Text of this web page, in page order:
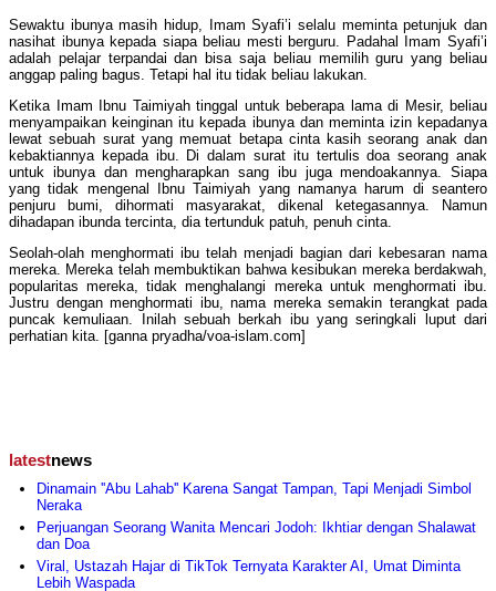
Sewaktu ibunya masih hidup, Imam Syafi’i selalu meminta petunjuk dan
nasihat ibunya kepada siapa beliau mesti berguru. Padahal Imam Syafi’i
adalah pelajar terpandai dan bisa saja beliau memilih guru yang beliau
anggap paling bagus. Tetapi hal itu tidak beliau lakukan.
Ketika Imam Ibnu Taimiyah tinggal untuk beberapa lama di Mesir, beliau
menyampaikan keinginan itu kepada ibunya dan meminta izin kepadanya
lewat sebuah surat yang memuat betapa cinta kasih seorang anak dan
kebaktiannya kepada ibu. Di dalam surat itu tertulis doa seorang anak
untuk ibunya dan mengharapkan sang ibu juga mendoakannya. Siapa
yang tidak mengenal Ibnu Taimiyah yang namanya harum di seantero
penjuru bumi, dihormati masyarakat, dikenal ketegasannya. Namun
dihadapan ibunda tercinta, dia tertunduk patuh, penuh cinta.
Seolah-olah menghormati ibu telah menjadi bagian dari kebesaran nama
mereka. Mereka telah membuktikan bahwa kesibukan mereka berdakwah,
popularitas mereka, tidak menghalangi mereka untuk menghormati ibu.
Justru dengan menghormati ibu, nama mereka semakin terangkat pada
puncak kemuliaan. Inilah sebuah berkah ibu yang seringkali luput dari
perhatian kita. [ganna pryadha/voa-islam.com]
latestnews
Dinamain ''Abu Lahab'' Karena Sangat Tampan, Tapi Menjadi Simbol
Neraka
Perjuangan Seorang Wanita Mencari Jodoh: Ikhtiar dengan Shalawat
dan Doa
Viral, Ustazah Hajar di TikTok Ternyata Karakter AI, Umat Diminta
Lebih Waspada